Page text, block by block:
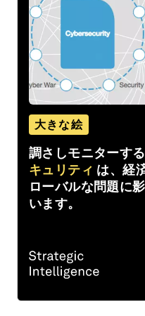
大きな絵
調さしモニターする
キュリティ は、経
ローバルな問題に
います。